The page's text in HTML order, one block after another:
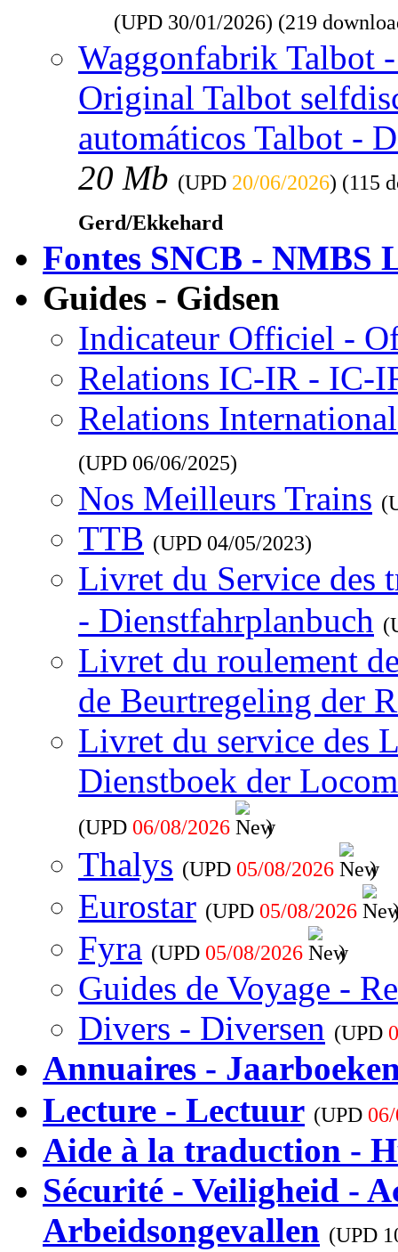
(UPD 30/01/2026) (219
Waggonfabrik Talbot
Original Talbot
automáticos Talbot -
20 Mb (UPD 20/06/2026) (115
Gerd/Ekkehard
Fontes SNCB - NMBS
Guides - Gidsen
Indicateur Officiel -
Relations IC-IR - IC-
Relations
(UPD 06/06/2025)
Nos Meilleurs Trains
TTB (UPD 04/05/2023)
Livret du Service des
- Dienstfahrplanbuch
Livret du roulement
de Beurtregeling der
Livret du service des
Dienstboek der
(UPD 06/08/2026 )
Thalys (UPD 05/08/2026 )
Eurostar (UPD 05/08/2026
Fyra (UPD 05/08/2026 )
Guides de Voyage -
Divers - Diversen (UPD
Annuaires -
Lecture - Lectuur (UPD
Aide à la traduction -
Sécurité - Veiligheid -
Arbeidsongevallen (UPD